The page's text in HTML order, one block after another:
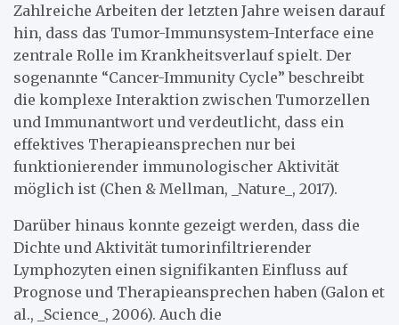
Zahlreiche Arbeiten der letzten Jahre weisen darauf
hin, dass das Tumor-Immunsystem-Interface eine
zentrale Rolle im Krankheitsverlauf spielt. Der
sogenannte “Cancer-Immunity Cycle” beschreibt
die komplexe Interaktion zwischen Tumorzellen
und Immunantwort und verdeutlicht, dass ein
effektives Therapieansprechen nur bei
funktionierender immunologischer Aktivität
möglich ist (Chen & Mellman, _Nature_, 2017).
Darüber hinaus konnte gezeigt werden, dass die
Dichte und Aktivität tumorinfiltrierender
Lymphozyten einen signifikanten Einfluss auf
Prognose und Therapieansprechen haben (Galon et
al., _Science_, 2006). Auch die